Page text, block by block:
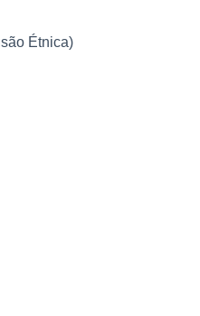
Étnica)